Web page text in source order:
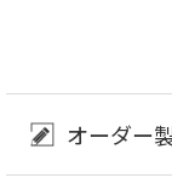
オーダー